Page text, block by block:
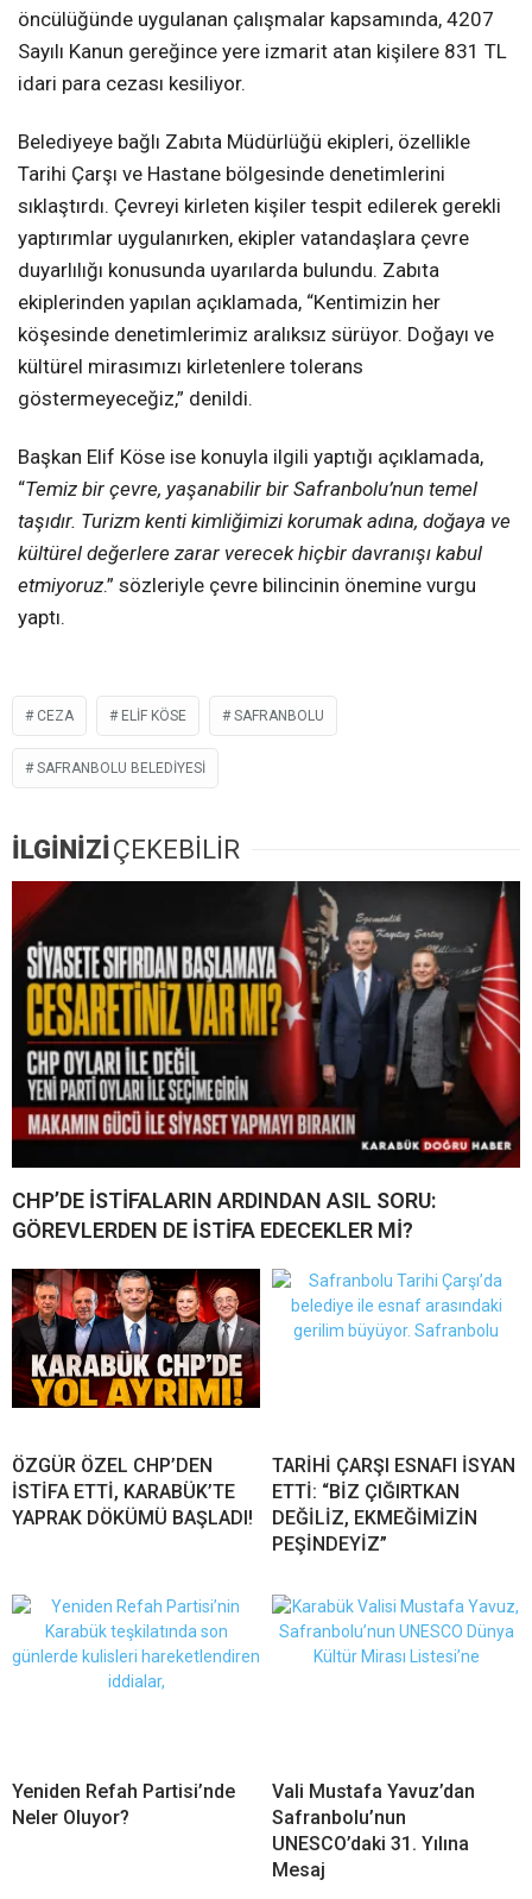
öncülüğünde uygulanan çalışmalar kapsamında, 4207
Sayılı Kanun gereğince yere izmarit atan kişilere 831 TL
idari para cezası kesiliyor.
Belediyeye bağlı Zabıta Müdürlüğü ekipleri, özellikle
Tarihi Çarşı ve Hastane bölgesinde denetimlerini
sıklaştırdı. Çevreyi kirleten kişiler tespit edilerek gerekli
yaptırımlar uygulanırken, ekipler vatandaşlara çevre
duyarlılığı konusunda uyarılarda bulundu. Zabıta
ekiplerinden yapılan açıklamada, “Kentimizin her
köşesinde denetimlerimiz aralıksız sürüyor. Doğayı ve
kültürel mirasımızı kirletenlere tolerans
göstermeyeceğiz,” denildi.
Başkan Elif Köse ise konuyla ilgili yaptığı açıklamada,
“Temiz bir çevre, yaşanabilir bir Safranbolu’nun temel
taşıdır. Turizm kenti kimliğimizi korumak adına, doğaya ve
kültürel değerlere zarar verecek hiçbir davranışı kabul
etmiyoruz.” sözleriyle çevre bilincinin önemine vurgu
yaptı.
CEZA ELIF KÖSE SAFRANBOLU
SAFRANBOLU BELEDIYESI
İLGİNİZİÇEKEBİLİR
CHP’DE İSTİFALARIN ARDINDAN ASIL SORU:
GÖREVLERDEN DE İSTİFA EDECEKLER Mİ?
ÖZGÜR ÖZEL CHP’DEN
İSTİFA ETTİ, KARABÜK’TE
YAPRAK DÖKÜMÜ BAŞLADI!
TARİHİ ÇARŞI ESNAFI İSYAN
ETTİ: “BİZ ÇIĞIRTKAN
DEĞİLİZ, EKMEĞİMİZİN
PEŞİNDEYİZ”
Yeniden Refah Partisi’nde
Neler Oluyor?
Vali Mustafa Yavuz’dan
Safranbolu’nun
UNESCO’daki 31. Yılına
Mesaj